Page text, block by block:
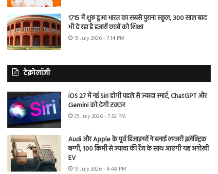
1715 में शुरू हुआ भारत का सबसे पुराना स्कूल, 300 साल बाद
भी दे रहा है हजारों छात्रों को शिक्षा
19 July 2026 - 7:14 PM
टेक्नोलॉजी
iOS 27 में नई Siri होगी पहले से ज्यादा स्मार्ट, ChatGPT और
Gemini को देगी टक्कर
25 July 2026 - 7:52 PM
Audi और Apple के पूर्व डिजाइनरों ने बनाई लग्जरी इलेक्ट्रिक
बग्गी, 100 किमी से ज्यादा की रेंज के साथ आएगी यह अनोखी
EV
19 July 2026 - 4:48 PM